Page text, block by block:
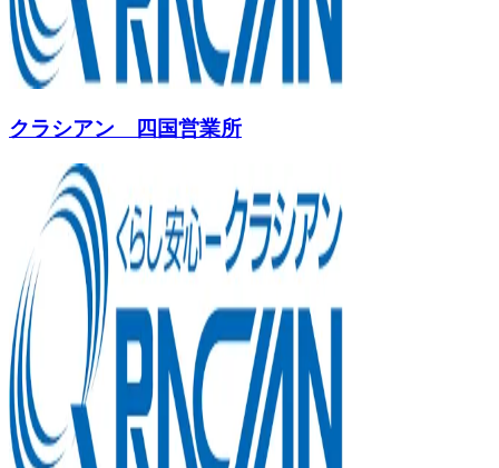
クラシアン 四国営業所